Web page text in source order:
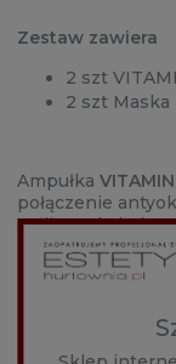
Zestaw zawiera
2 szt
2 szt Maska
Ampułka
połączenie
roślinnych, które
reakcje
przyspieszenie